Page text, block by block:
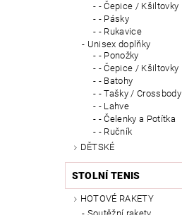
- Čepice / Kšiltovky
- Pásky
- Rukavice
Unisex doplňky
- Ponožky
- Čepice / Kšiltovky
- Batohy
- Tašky / Crossbody
- Lahve
- Čelenky a Potítka
- Ručník
DĚTSKÉ
STOLNÍ TENIS
HOTOVÉ RAKETY